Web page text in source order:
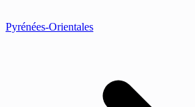
Pyrénées-Orientales